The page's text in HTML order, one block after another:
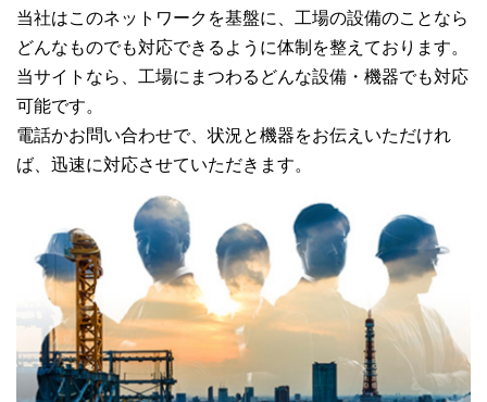
当社はこのネットワークを基盤に、工場の設備のことなら
どんなものでも対応できるように体制を整えております。
当サイトなら、工場にまつわるどんな設備・機器でも対応
可能です。
電話かお問い合わせで、状況と機器をお伝えいただけれ
ば、迅速に対応させていただきます。